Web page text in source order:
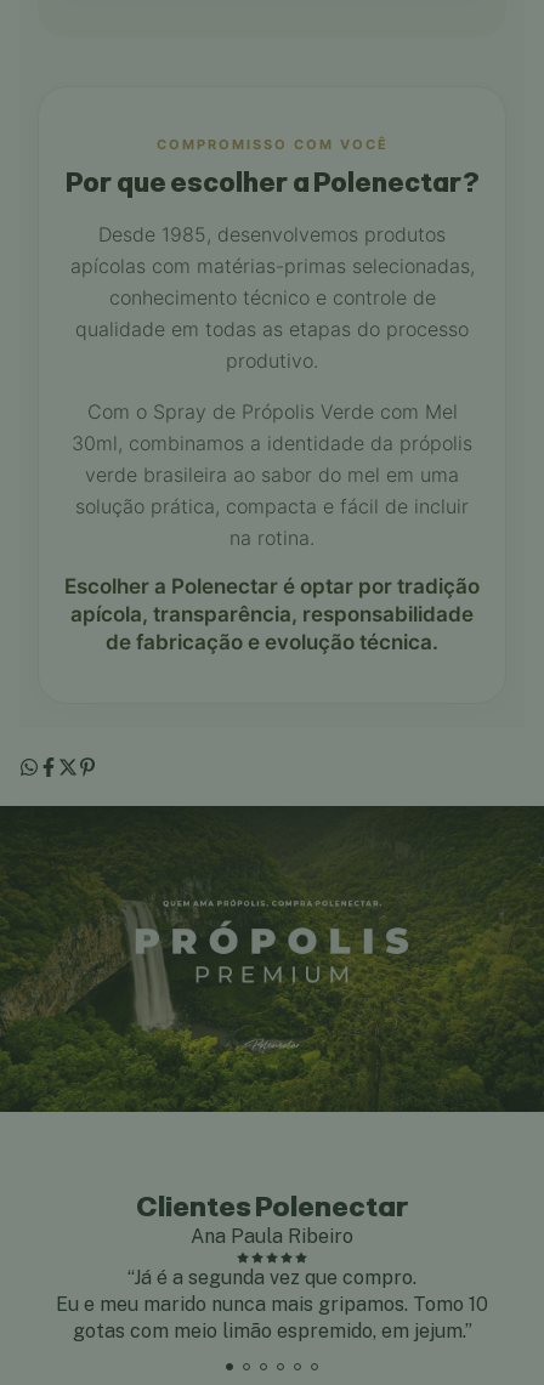
COMPROMISSO COM VOCÊ
Por que escolher a Polenectar?
Desde 1985, desenvolvemos produtos
apícolas com matérias-primas selecionadas,
conhecimento técnico e controle de
qualidade em todas as etapas do processo
produtivo.
Com o Spray de Própolis Verde com Mel
30ml, combinamos a identidade da própolis
verde brasileira ao sabor do mel em uma
solução prática, compacta e fácil de incluir
na rotina.
Escolher a Polenectar é optar por tradição
apícola, transparência, responsabilidade
de fabricação e evolução técnica.
Clientes Polenectar
Ana Paula Ribeiro
“Já é a segunda vez que compro.
Eu e meu marido nunca mais gripamos. Tomo 10
gotas com meio limão espremido, em jejum.”